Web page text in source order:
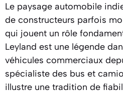
Le paysage automobile
de constructeurs parfois
qui jouent un rôle
Leyland est une légende
véhicules commerciaux
spécialiste des bus et
illustre une tradition de